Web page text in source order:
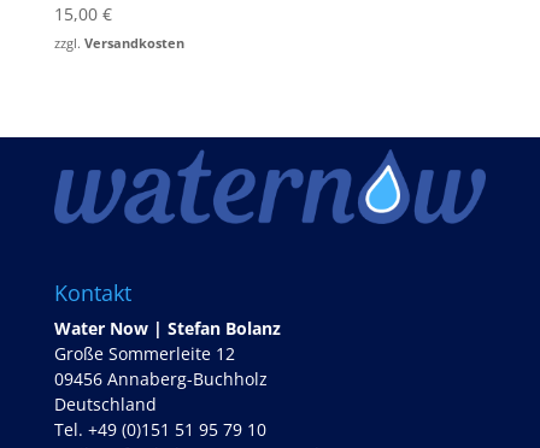
15,00 €
zzgl. Versandkosten
Kontakt
Water Now | Stefan Bolanz
Große Sommerleite 12
09456 Annaberg-Buchholz
Deutschland
Tel. +49 (0)151 51 95 79 10